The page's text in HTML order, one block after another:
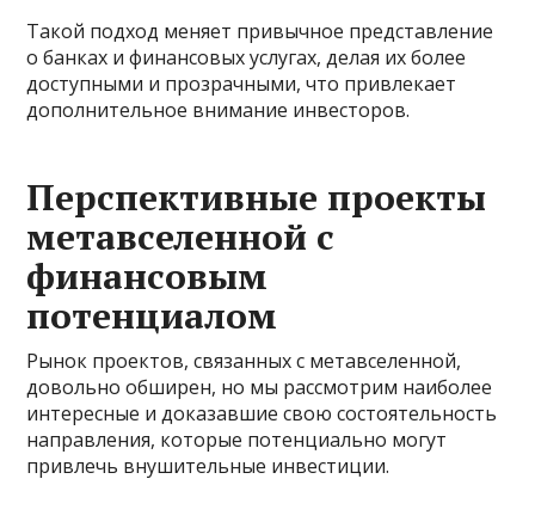
Такой подход меняет привычное представление
о банках и финансовых услугах, делая их более
доступными и прозрачными, что привлекает
дополнительное внимание инвесторов.
Перспективные проекты
метавселенной с
финансовым
потенциалом
Рынок проектов, связанных с метавселенной,
довольно обширен, но мы рассмотрим наиболее
интересные и доказавшие свою состоятельность
направления, которые потенциально могут
привлечь внушительные инвестиции.